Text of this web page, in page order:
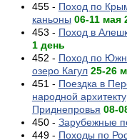
455 - Поход по
каньоны 06-11 мая
453 - Поход в
1 день
452 - Поход по
озеро Кагул 25-26
451 - Поездка в
народной
Приднепровья 08-
450 - Зарубежные
449 - Походы по